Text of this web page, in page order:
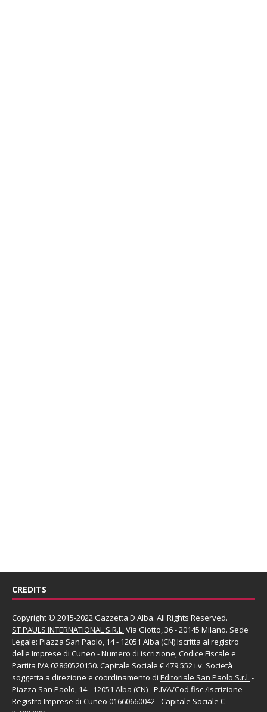
CREDITS
Copyright © 2015-2022 Gazzetta D'Alba. All Rights Reserved.
ST PAULS INTERNATIONAL S.R.L. Via Giotto, 36 - 20145 Milano. Sede
Legale: Piazza San Paolo, 14 - 12051 Alba (CN) Iscritta al registro
delle Imprese di Cuneo - Numero di iscrizione, Codice Fiscale e
Partita IVA 02860520150. Capitale Sociale € 479.552 i.v. Società
soggetta a direzione e coordinamento di Editoriale San Paolo S.r.l. -
Piazza San Paolo, 14 - 12051 Alba (CN) - P.IVA/Cod.fisc./Iscrizione
Registro Imprese di Cuneo 01660660042 - Capitale Sociale €